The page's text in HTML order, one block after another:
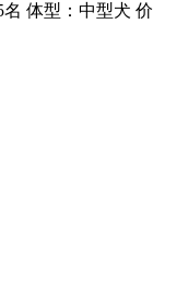
体型：中型犬 价